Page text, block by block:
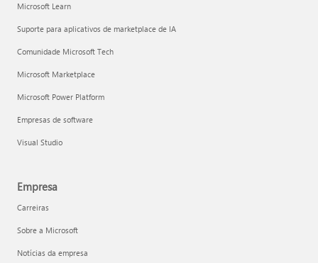
Microsoft Learn
Suporte para aplicativos de marketplace de IA
Comunidade Microsoft Tech
Microsoft Marketplace
Microsoft Power Platform
Empresas de software
Visual Studio
Empresa
Carreiras
Sobre a Microsoft
Notícias da empresa